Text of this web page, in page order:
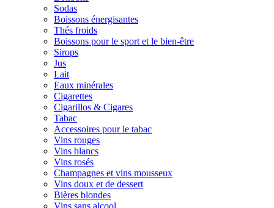
Sodas
Boissons énergisantes
Thés froids
Boissons pour le sport et le bien-être
Sirops
Jus
Lait
Eaux minérales
Cigarettes
Cigarillos & Cigares
Tabac
Accessoires pour le tabac
Vins rouges
Vins blancs
Vins rosés
Champagnes et vins mousseux
Vins doux et de dessert
Bières blondes
Vins sans alcool